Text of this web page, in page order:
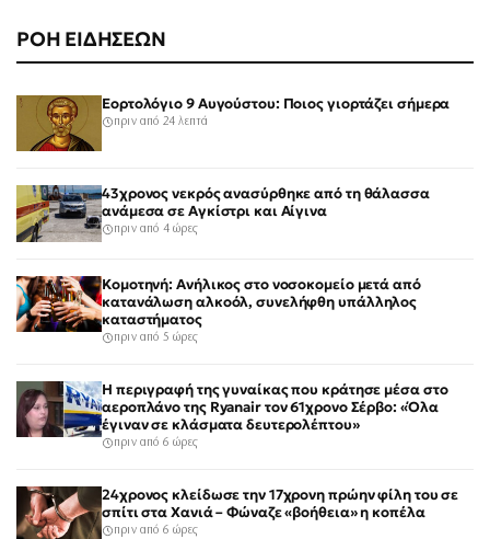
ΡΟΗ ΕΙΔΗΣΕΩΝ
Εορτολόγιο 9 Αυγούστου: Ποιος γιορτάζει σήμερα
πριν από 24 λεπτά
43χρονος νεκρός ανασύρθηκε από τη θάλασσα
ανάμεσα σε Αγκίστρι και Αίγινα
πριν από 4 ώρες
Κομοτηνή: Ανήλικος στο νοσοκομείο μετά από
κατανάλωση αλκοόλ, συνελήφθη υπάλληλος
καταστήματος
πριν από 5 ώρες
Η περιγραφή της γυναίκας που κράτησε μέσα στο
αεροπλάνο της Ryanair τον 61χρονο Σέρβο: «Όλα
έγιναν σε κλάσματα δευτερολέπτου»
πριν από 6 ώρες
24χρονος κλείδωσε την 17χρονη πρώην φίλη του σε
σπίτι στα Χανιά – Φώναζε «βοήθεια» η κοπέλα
πριν από 6 ώρες